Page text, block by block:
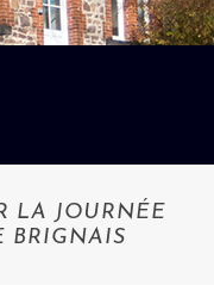
LA JOURNÉE
BRIGNAIS